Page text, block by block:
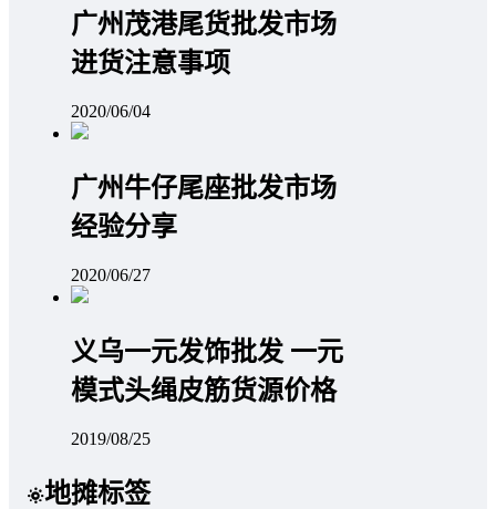
广州茂港尾货批发市场
进货注意事项
2020/06/04
广州牛仔尾座批发市场
经验分享
2020/06/27
义乌一元发饰批发 一元
模式头绳皮筋货源价格
2019/08/25
地摊标签